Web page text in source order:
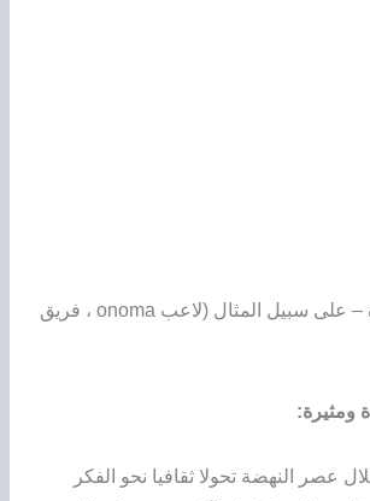
الرهانات الفريدة – على سبيل المثال (لاعب onoma ، فريق
ومثيرة:
عصر النهضة تحولا ثقافيا نحو الفكر